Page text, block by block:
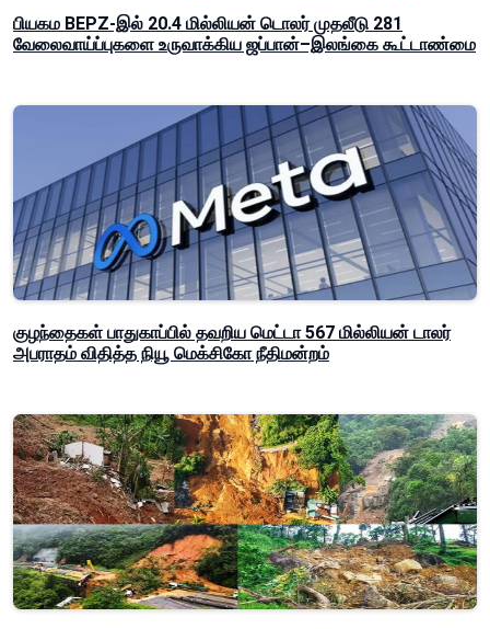
பியகம BEPZ-இல் 20.4 மில்லியன் டொலர் முதலீடு 281
வேலைவாய்ப்புகளை உருவாக்கிய ஜப்பான்–இலங்கை கூட்டாண்மை
குழந்தைகள் பாதுகாப்பில் தவறிய மெட்டா 567 மில்லியன் டாலர்
அபராதம் விதித்த நியூ மெக்சிகோ நீதிமன்றம்